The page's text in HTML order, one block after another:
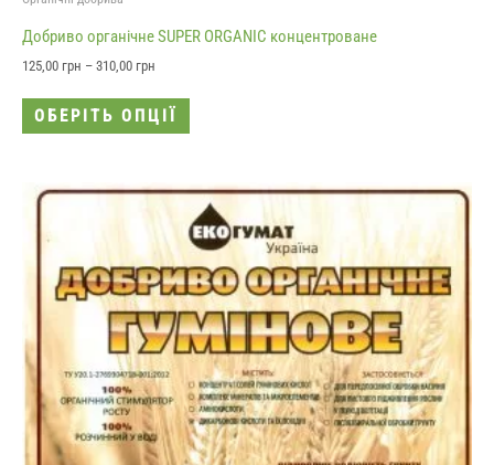
Добриво органічне SUPER ORGANIC концентроване
125,00 грн – 310,00 грн
ОБЕРІТЬ ОПЦІЇ